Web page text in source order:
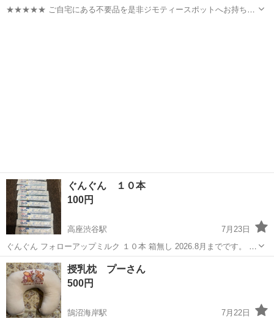
★★★★★ ご自宅にある不要品を是非ジモティースポットへお持ち込
ぐんぐん １０本
100円
高座渋谷駅
7月23日
ぐんぐん フォローアップミルク １０本 箱無し 2026.8月までです。 期
限短いのでご注意ください。 子供が飲まなかったので、必要な方がい
れば問い合わせしてください。
神奈川 藤沢市 高座渋谷駅
授乳枕 プーさん
500円
鵠沼海岸駅
7月22日